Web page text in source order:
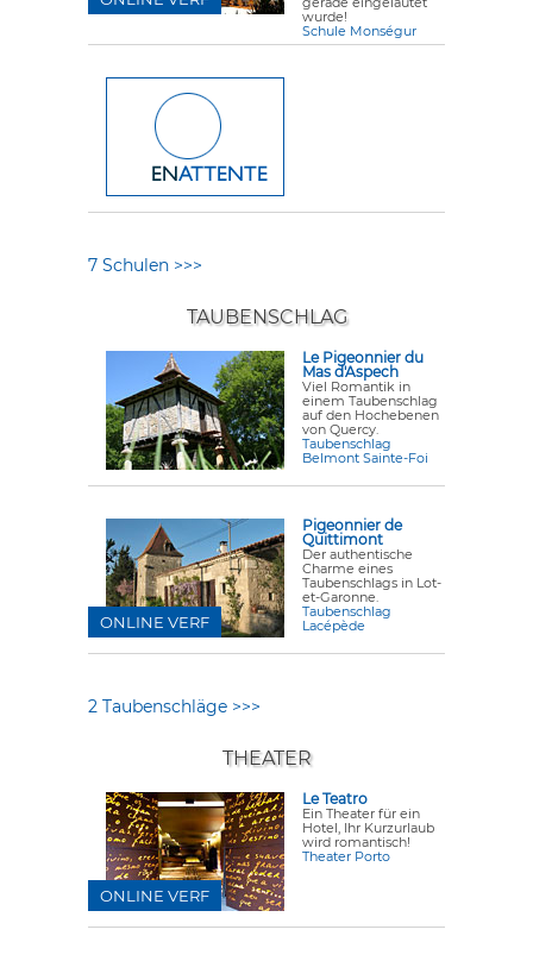
wurde!
Schule Monségur
7 Schulen >>>
TAUBENSCHLAG
Le Pigeonnier du
Mas d'Aspech
Viel Romantik in
einem Taubenschlag
auf den Hochebenen
von Quercy.
Taubenschlag
Belmont Sainte-Foi
Pigeonnier de
Quittimont
Der authentische
Charme eines
Taubenschlags in Lot-
et-Garonne.
Taubenschlag
Lacépède
ONLINE VERF
2 Taubenschläge >>>
THEATER
Le Teatro
Ein Theater für ein
Hotel, Ihr Kurzurlaub
wird romantisch!
Theater Porto
ONLINE VERF